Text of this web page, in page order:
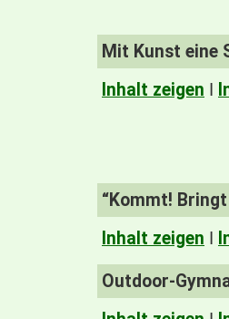
Mit Kunst eine
Inhalt zeigen I
“Kommt!
Inhalt zeigen I
Outdoor-